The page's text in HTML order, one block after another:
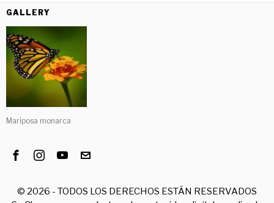
GALLERY
Mariposa monarca
© 2026 - TODOS LOS DERECHOS ESTÁN RESERVADOS